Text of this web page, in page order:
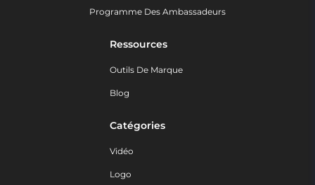
Programme Des Ambassadeurs
Ressources
Outils De Marque
Blog
Catégories
Vidéo
Logo